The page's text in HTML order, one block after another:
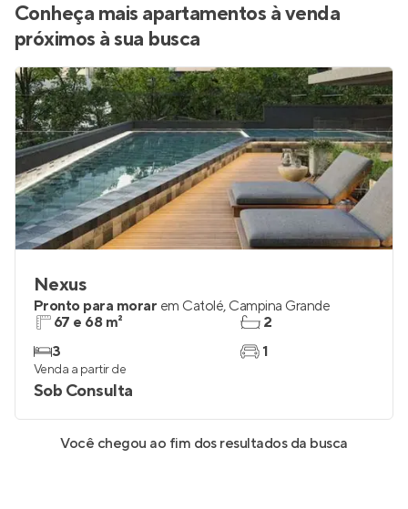
Conheça mais apartamentos à venda
próximos à sua busca
Nexus
Pronto para morar em Catolé, Campina Grande
67 e 68 m²
3
2
1
Venda a partir de
Sob Consulta
Você chegou ao fim dos resultados da busca